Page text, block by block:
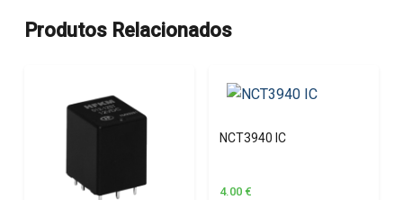
Produtos Relacionados
NCT3940 IC
4.00 €